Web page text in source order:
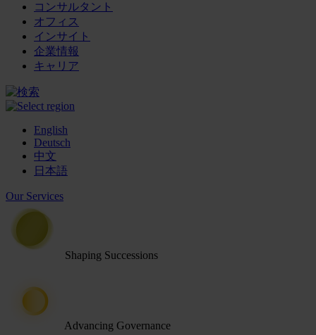
コンサルタント
オフィス
インサイト
企業情報
キャリア
English
Deutsch
中文
日本語
Our Services
Shaping Successions
Advancing Governance